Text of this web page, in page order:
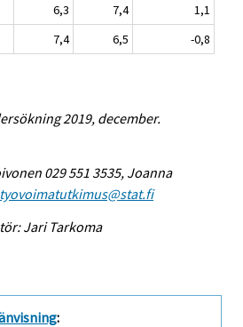
6,3 7,4
1,1
7,4 6,5 -0,8
2019, december.
029 551 3535, Joanna
tyovoimatutkimus@stat.fi
Jari Tarkoma
: